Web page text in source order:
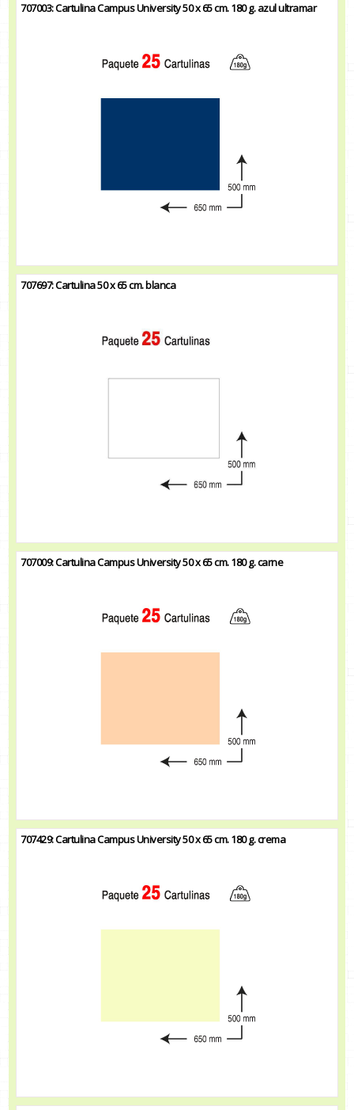
707003: Cartulina Campus University 50 x 65 cm. 180 g. azul ultramar
707697: Cartulina 50 x 65 cm. blanca
707009: Cartulina Campus University 50 x 65 cm. 180 g. carne
707429: Cartulina Campus University 50 x 65 cm. 180 g. crema